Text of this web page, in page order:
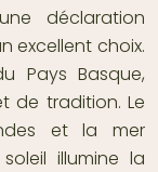
déclaration
excellent choix.
Pays Basque,
de tradition. Le
et la mer
illumine la